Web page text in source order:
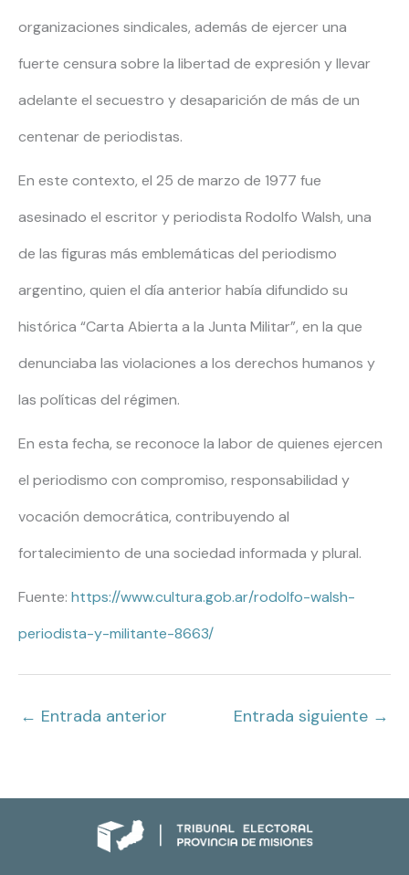
organizaciones sindicales, además de ejercer una
fuerte censura sobre la libertad de expresión y llevar
adelante el secuestro y desaparición de más de un
centenar de periodistas.
En este contexto, el 25 de marzo de 1977 fue
asesinado el escritor y periodista Rodolfo Walsh, una
de las figuras más emblemáticas del periodismo
argentino, quien el día anterior había difundido su
histórica “Carta Abierta a la Junta Militar”, en la que
denunciaba las violaciones a los derechos humanos y
las políticas del régimen.
En esta fecha, se reconoce la labor de quienes ejercen
el periodismo con compromiso, responsabilidad y
vocación democrática, contribuyendo al
fortalecimiento de una sociedad informada y plural.
Fuente: https://www.cultura.gob.ar/rodolfo-walsh-
periodista-y-militante-8663/
← Entrada anterior Entrada siguiente →